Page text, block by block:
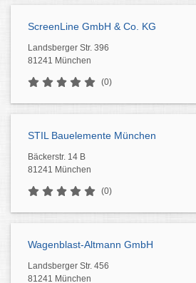
ScreenLine GmbH & Co. KG
Landsberger Str. 396
81241 München
(0)
STIL Bauelemente München
Bäckerstr. 14 B
81241 München
(0)
Wagenblast-Altmann GmbH
Landsberger Str. 456
81241 München